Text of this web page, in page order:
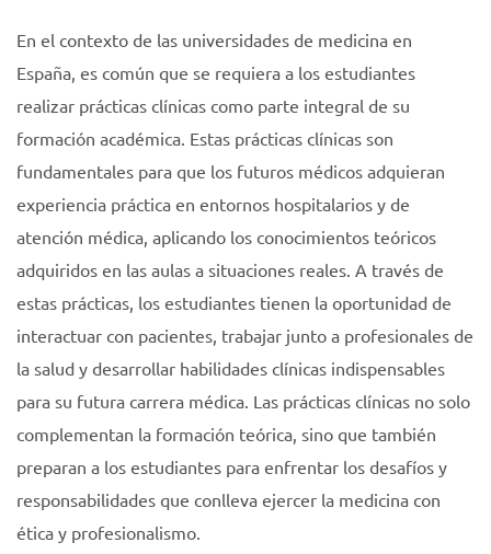
En el contexto de las universidades de medicina en
España, es común que se requiera a los estudiantes
realizar prácticas clínicas como parte integral de su
formación académica. Estas prácticas clínicas son
fundamentales para que los futuros médicos adquieran
experiencia práctica en entornos hospitalarios y de
atención médica, aplicando los conocimientos teóricos
adquiridos en las aulas a situaciones reales. A través de
estas prácticas, los estudiantes tienen la oportunidad de
interactuar con pacientes, trabajar junto a profesionales de
la salud y desarrollar habilidades clínicas indispensables
para su futura carrera médica. Las prácticas clínicas no solo
complementan la formación teórica, sino que también
preparan a los estudiantes para enfrentar los desafíos y
responsabilidades que conlleva ejercer la medicina con
ética y profesionalismo.